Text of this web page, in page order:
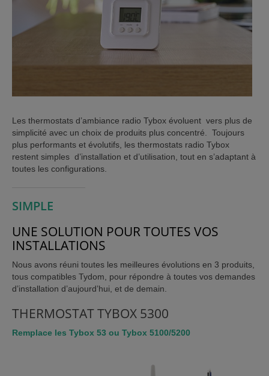
Les thermostats d’ambiance radio Tybox évoluent vers plus de
simplicité avec un choix de produits plus concentré. Toujours
plus performants et évolutifs, les thermostats radio Tybox
restent simples d’installation et d’utilisation, tout en s’adaptant à
toutes les configurations.
SIMPLE
UNE SOLUTION POUR TOUTES VOS
INSTALLATIONS
Nous avons réuni toutes les meilleures évolutions en 3 produits,
tous compatibles Tydom, pour répondre à toutes vos demandes
d’installation d’aujourd’hui, et de demain.
THERMOSTAT TYBOX 5300
Remplace les Tybox 53 ou Tybox 5100/5200